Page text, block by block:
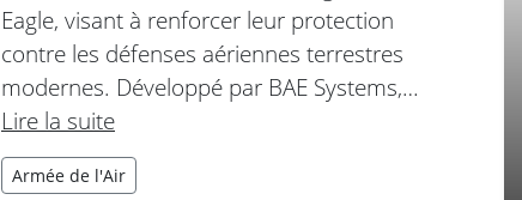
Eagle, visant à renforcer leur protection
contre les défenses aériennes terrestres
modernes. Développé par BAE Systems,…
Lire la suite
Armée de l'Air